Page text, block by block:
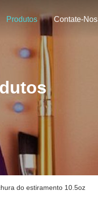
Produtos Contate-Nos
do estiramento 10.5oz